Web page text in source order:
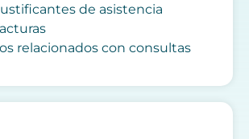
de asistencia
relacionados con consultas